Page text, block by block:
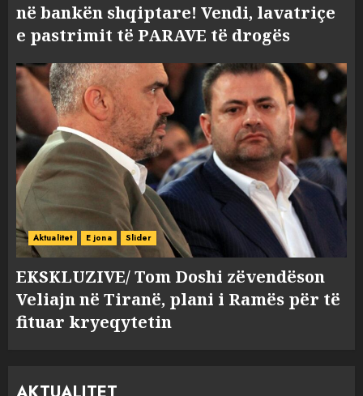
në bankën shqiptare! Vendi, lavatriçe
e pastrimit të PARAVE të drogës
Aktualitet E jona Slider
EKSKLUZIVE/ Tom Doshi zëvendëson
Veliajn në Tiranë, plani i Ramës për të
fituar kryeqytetin